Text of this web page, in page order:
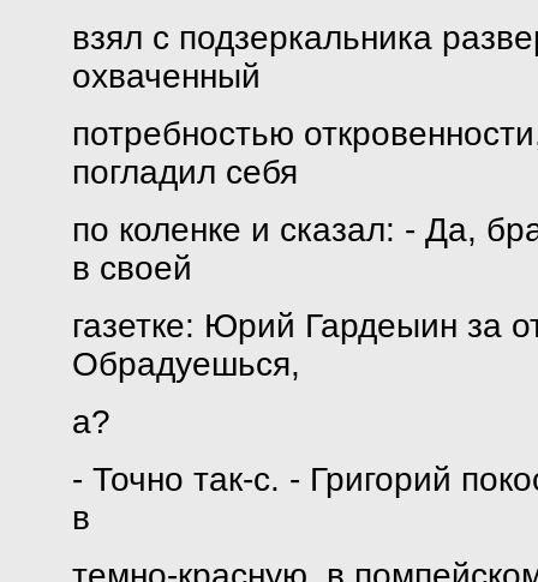
взял с подзеркальника
охваченный
потребностью
погладил себя
по коленке и сказал: - Да,
в своей
газетке: Юрий Гардеыин за
Обрадуешься,
а?
- Точно так-с. - Григорий
в